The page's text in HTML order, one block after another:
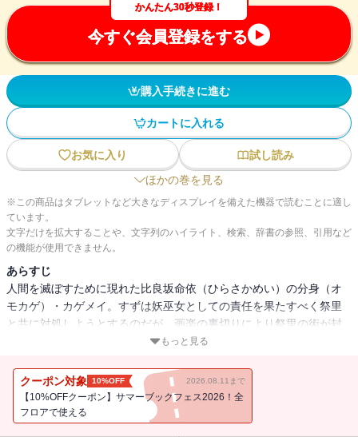
かんたん30秒登録！
今すぐ会員登録をする
購入手続きに進む
カートに入れる
お気に入り
試し読み
ほかの巻を見る
※この商品はタブレットなど大きなディスプレイを備えた機器で読むことに適し
ています。
文字だけを拡大することや、文字列のハイライト、検索、辞書の参照、引用など
の機能が使用できません。
あらすじ
人間を滅ぼすために現れた比良坂命依（ひらさかめい）の分身（オ
モカゲ）・カゲメイ。すずは妖巫女としての責任を果たすべく祭里
と共に対処しようとするのだが、画楽の裏切りにより祭里の術が封
じられてしまう。窮地に陥った祭里を救ったのは…!?
もっと見る
クーポン対象 10%OFF 2026.08.11まで
【10%OFFクーポン】サマーブックフェス2026！全
フロアで使える